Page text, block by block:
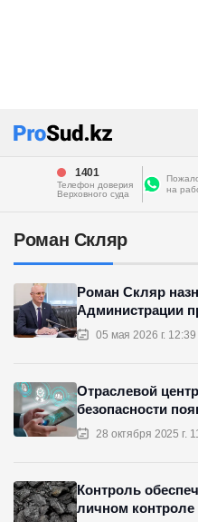
1401
Телефон доверия
Верховного суда
на
Роман Скляр
05 мая 2026 г. 12:39
Роман Скляр
Администрации
28 октября 2025 г.
Отраслевой
безопасности
Контроль
личном